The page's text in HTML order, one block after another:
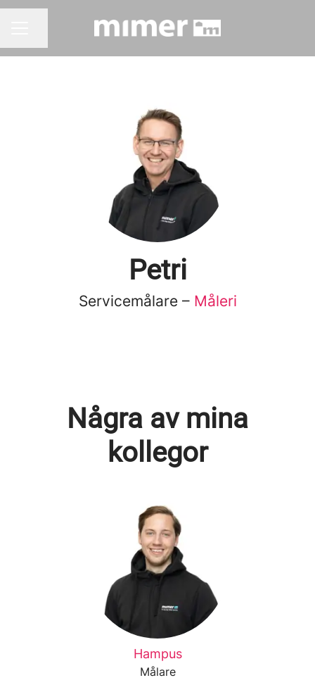
Petri
Servicemålare – Måleri
Några av mina
kollegor
Hampus
Målare